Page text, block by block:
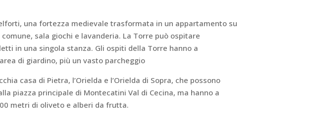
una fortezza medievale trasformata in un appartamento su
sala giochi e lavanderia. La Torre può ospitare
in una singola stanza. Gli ospiti della Torre hanno a
di giardino, più un vasto parcheggio
casa di Pietra, l’Orielda e l’Orielda di Sopra, che possono
piazza principale di Montecatini Val di Cecina, ma hanno a
metri di oliveto e alberi da frutta.